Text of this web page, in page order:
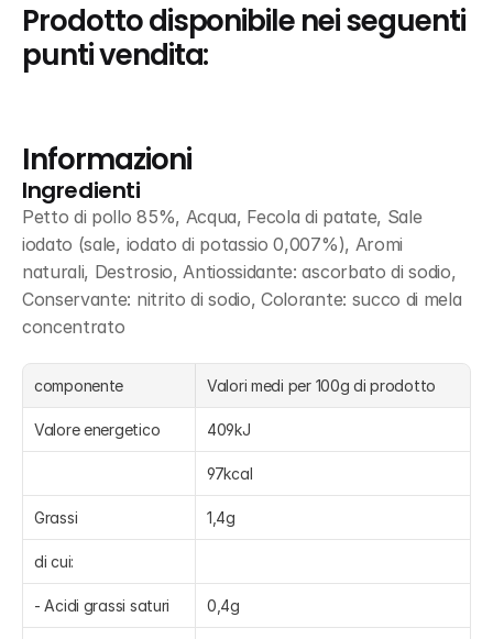
Prodotto disponibile nei seguenti
punti vendita:
Informazioni
Ingredienti
Petto di pollo 85%, Acqua, Fecola di patate, Sale
iodato (sale, iodato di potassio 0,007%), Aromi
naturali, Destrosio, Antiossidante: ascorbato di sodio,
Conservante: nitrito di sodio, Colorante: succo di mela
concentrato
componente Valori medi per 100g di prodotto
Valore energetico 409kJ
97kcal
Grassi 1,4g
di cui:
- Acidi grassi saturi 0,4g